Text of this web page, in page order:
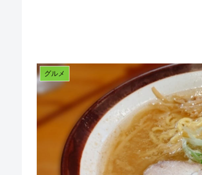
グルメ